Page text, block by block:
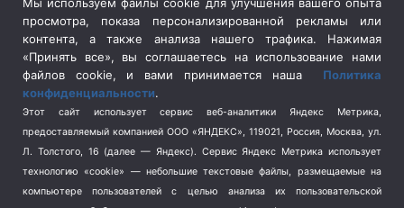
Социальная политика
(3)
Спецоперация в Украине
Спецоперация на Украине
(404)
Спорт (740)
Терроризм (1)
Транспорт (262)
Туризм (178)
просмотра, показа персонализированной рекламы или
контента, а также анализа нашего трафика. Нажимая
«Принять все», вы соглашаетесь на использование нами
файлов cookie, и вами принимается наша Политика
конфиденциальности.
Этот сайт использует сервис веб-аналитики Яндекс Метрика,
предоставляемый компанией ООО «ЯНДЕКС», 119021, Россия, Москва, ул.
Л. Толстого, 16 (далее — Яндекс). Сервис Яндекс Метрика использует
технологию «cookie» — небольшие текстовые файлы, размещаемые на
компьютере пользователей с целью анализа их пользовательской